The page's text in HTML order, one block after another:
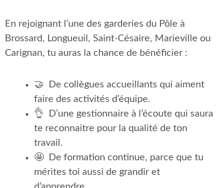
En rejoignant l’une des garderies du Pôle à
Brossard, Longueuil, Saint-Césaire, Marieville ou
Carignan, tu auras la chance de bénéficier :
🤝 De collègues accueillants qui aiment
faire des activités d’équipe.
👌 D’une gestionnaire à l’écoute qui saura
te reconnaitre pour la qualité de ton
travail.
🤩 De formation continue, parce que tu
mérites toi aussi de grandir et